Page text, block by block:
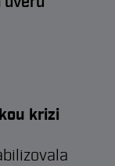
krizi